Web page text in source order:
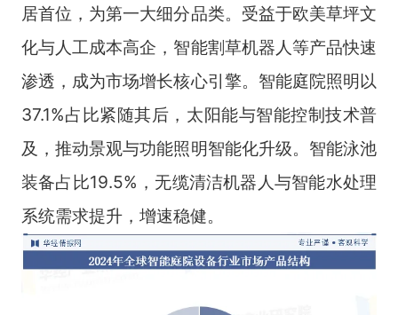
居首位，为第一大细分品类。受益于欧美草坪文
化与人工成本高企，智能割草机器人等产品快速
渗透，成为市场增长核心引擎。智能庭院照明以
37.1%占比紧随其后，太阳能与智能控制技术普
及，推动景观与功能照明智能化升级。智能泳池
装备占比19.5%，无缆清洁机器人与智能水处理
系统需求提升，增速稳健。